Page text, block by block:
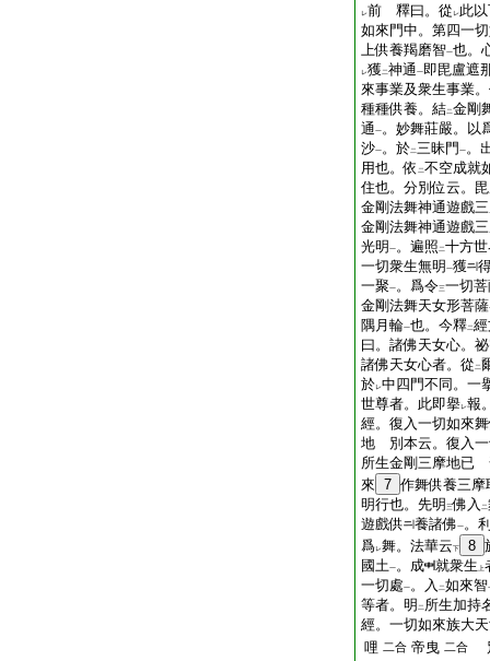
レ前 釋曰。從 レ此
如來門中。第四一
上供養羯磨智一也。
レ獲二神通一即毘盧遮
來事業及衆生事業
種種供養。結二金剛
通一。妙舞莊嚴。以
沙一。於二三昧門 一。
用也。依 二不空成就
住也。分別位云。
金剛法舞神通遊戲
金剛法舞神通遊戲
光明 一。遍照 二十方
一切衆生無明 一獲
一聚一。爲令三一切
金剛法舞天女形菩薩
隅月輪一也。今釋二
曰。諸佛天女心。
諸佛天女心者。從 二
於レ中四門不同。一
世尊者。此即擧レ報
經。復入一切如來
地 別本云。復入一
所生金剛三摩地已
來 7 作舞供養三
明行也。先明 三佛入 二
遊戲供
養諸佛一。
爲レ舞。法華云下 8
國土一。成 就衆生 上
一切處一。入 二如來智
等者。明 二 所生加持
經。一切如來族大
哩 二合 帝曳 二合